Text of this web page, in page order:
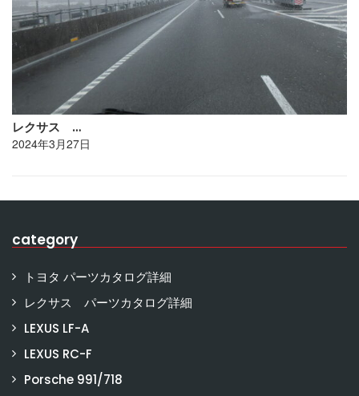
レクサス …
2024年3月27日
category
トヨタ パーツカタログ詳細
レクサス パーツカタログ詳細
LEXUS LF-A
LEXUS RC-F
Porsche 991/718